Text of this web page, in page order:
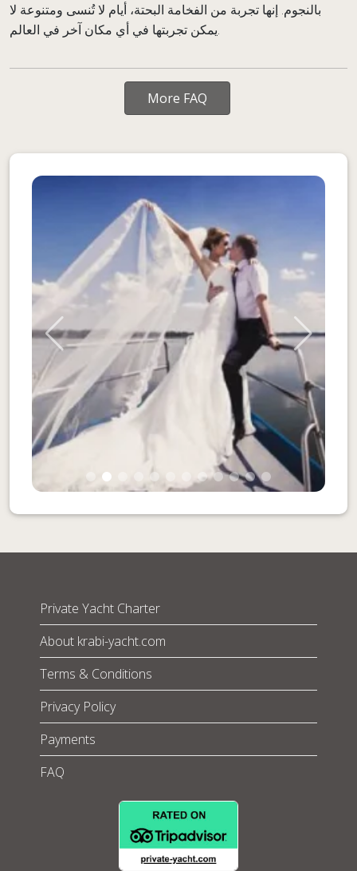
بالنجوم. إنها تجربة من الفخامة البحتة، أيام لا تُنسى ومتنوعة لا
يمكن تجربتها في أي مكان آخر في العالم.
More FAQ
Private Yacht Charter
About krabi-yacht.com
Terms & Conditions
Privacy Policy
Payments
FAQ